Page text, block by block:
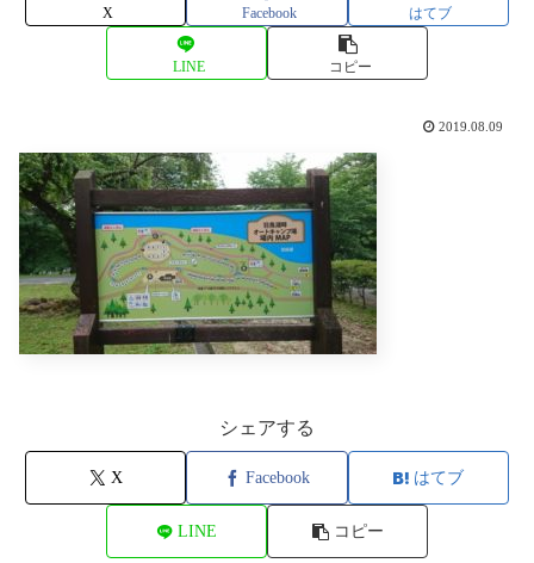
X Facebook はてブ
LINE コピー
2019.08.09
シェアする
X Facebook はてブ
LINE コピー